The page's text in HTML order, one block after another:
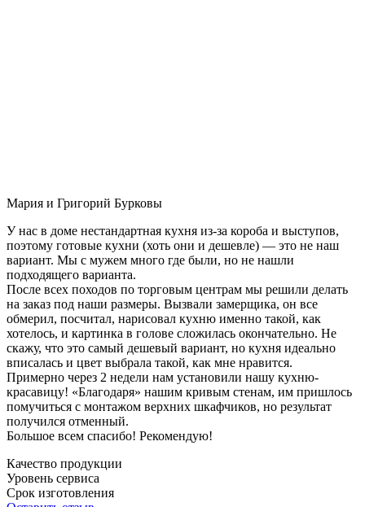
Мария и Григорий Бурковы
У нас в доме нестандартная кухня из-за короба и выступов,
поэтому готовые кухни (хоть они и дешевле) — это не наш
вариант. Мы с мужем много где были, но не нашли
подходящего варианта.
После всех походов по торговым центрам мы решили делать
на заказ под наши размеры. Вызвали замерщика, он все
обмерил, посчитал, нарисовал кухню именно такой, как
хотелось, и картинка в голове сложилась окончательно. Не
скажу, что это самый дешевый вариант, но кухня идеально
вписалась и цвет выбрала такой, как мне нравится.
Примерно через 2 недели нам установили нашу кухню-
красавицу! «Благодаря» нашим кривым стенам, им пришлось
помучиться с монтажом верхних шкафчиков, но результат
получился отменный.
Большое всем спасибо! Рекомендую!
Качество продукции
Уровень сервиса
Срок изготовления